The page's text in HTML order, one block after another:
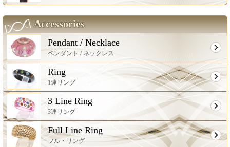
Accessories
Pendant / Necklace
ペンダント / ネックレス
Ring
1連リング
3 Line Ring
3連リング
Full Line Ring
フル・リング